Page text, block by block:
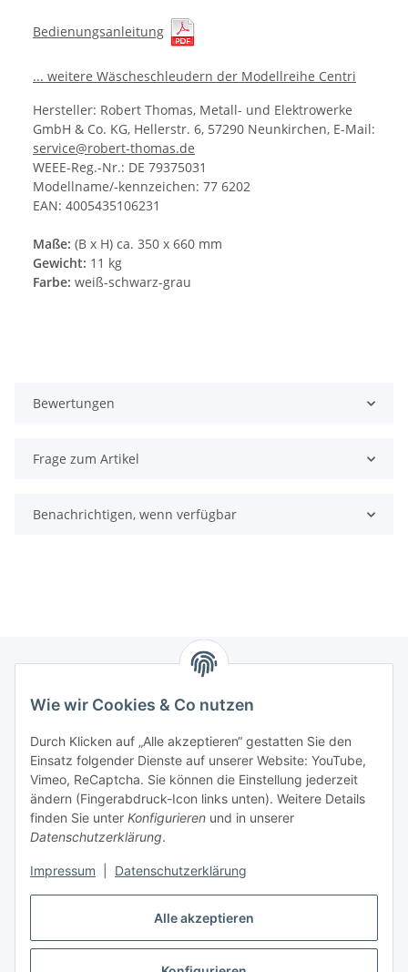
Alle akzeptieren
Wie wir Cookies & Co nutzen
Durch Klicken auf „Alle akzeptieren“ gestatten Sie den
Einsatz folgender Dienste auf unserer Website: YouTube,
Vimeo, ReCaptcha. Sie können die Einstellung jederzeit
ändern (Fingerabdruck-Icon links unten). Weitere Details
finden Sie unter Konfigurieren und in unserer
Datenschutzerklärung.
Impressum Datenschutzerklärung
Bedienungsanleitung
... weitere Wäscheschleudern der Modellreihe Centri
Hersteller: Robert Thomas, Metall- und Elektrowerke
GmbH & Co. KG, Hellerstr. 6, 57290 Neunkirchen, E-Mail:
service@robert-thomas.de
WEEE-Reg.-Nr.: DE 79375031
Modellname/-kennzeichen: 77 6202
EAN: 4005435106231
Maße: (B x H) ca. 350 x 660 mm
Gewicht: 11 kg
Farbe: weiß-schwarz-grau
Bewertungen
Frage zum Artikel
Benachrichtigen, wenn verfügbar
Zahlungsmöglichkeiten
Versandinformationen
Gesetzliche Informationen